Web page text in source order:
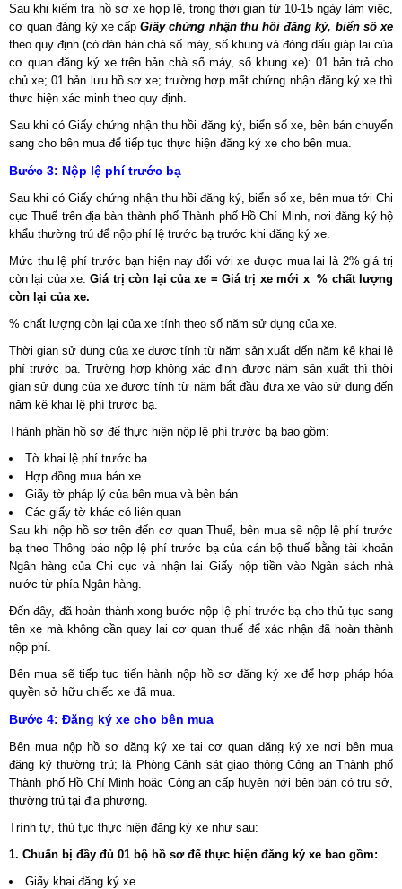
Sau khi kiểm tra hồ sơ xe hợp lệ, trong thời gian từ 10-15 ngày làm việc,
cơ quan đăng ký xe cấpGiấy chứng nhận thu hồi đăng ký, biển số xe
theo quy định (có dán bản chà số máy, số khung và đóng dấu giáp lai của
cơ quan đăng ký xe trên bản chà số máy, số khung xe): 01 bản trả cho
chủ xe; 01 bản lưu hồ sơ xe; trường hợp mất chứng nhận đăng ký xe thì
thực hiện xác minh theo quy định.
Sau khi có Giấy chứng nhận thu hồi đăng ký, biển số xe, bên bán chuyển
sang cho bên mua để tiếp tục thực hiện đăng ký xe cho bên mua.
Bước 3: Nộp lệ phí trước bạ
Sau khi có Giấy chứng nhận thu hồi đăng ký, biển số xe, bên mua tới Chi
cục Thuế trên địa bàn thành phố Thành phố Hồ Chí Minh, nơi đăng ký hộ
khẩu thường trú để nộp phí lệ trước bạ trước khi đăng ký xe.
Mức thu lệ phí trước bạn hiện nay đối với xe được mua lại là 2% giá trị
còn lại của xe.Giá trị còn lại của xe = Giá trị xe mới x % chất lượng
còn lại của xe.
% chất lượng còn lại của xe tính theo số năm sử dụng của xe.
Thời gian sử dụng của xe được tính từ năm sản xuất đến năm kê khai lệ
phí trước bạ. Trường hợp không xác định được năm sản xuất thì thời
gian sử dụng của xe được tính từ năm bắt đầu đưa xe vào sử dụng đến
năm kê khai lệ phí trước bạ.
Thành phần hồ sơ để thực hiện nộp lệ phí trước bạ bao gồm:
Tờ khai lệ phí trước bạ
Hợp đồng mua bán xe
Giấy tờ pháp lý của bên mua và bên bán
Các giấy tờ khác có liên quan
Sau khi nộp hồ sơ trên đến cơ quan Thuế, bên mua sẽ nộp lệ phí trước
bạ theo Thông báo nộp lệ phí trước bạ của cán bộ thuế bằng tài khoản
Ngân hàng của Chi cục và nhận lại Giấy nộp tiền vào Ngân sách nhà
nước từ phía Ngân hàng.
Đến đây, đã hoàn thành xong bước nộp lệ phí trước bạ cho thủ tục sang
tên xe mà không cần quay lại cơ quan thuế để xác nhận đã hoàn thành
nộp phí.
Bên mua sẽ tiếp tục tiến hành nộp hồ sơ đăng ký xe để hợp pháp hóa
quyền sở hữu chiếc xe đã mua.
Bước 4: Đăng ký xe cho bên mua
Bên mua nộp hồ sơ đăng ký xe tại cơ quan đăng ký xe nơi bên mua
đăng ký thường trú; là Phòng Cảnh sát giao thông Công an Thành phố
Thành phố Hồ Chí Minh hoặc Công an cấp huyện nới bên bán có trụ sở,
thường trú tại địa phương.
Trình tự, thủ tục thực hiện đăng ký xe như sau:
1. Chuẩn bị đầy đủ 01 bộ hồ sơ để thực hiện đăng ký xe bao gồm:
Giấy khai đăng ký xe